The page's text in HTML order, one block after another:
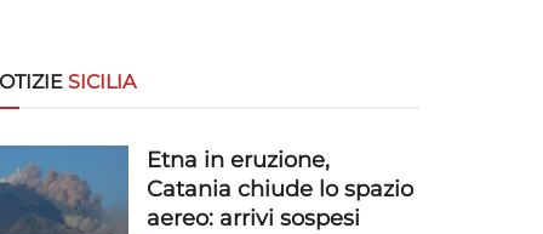
SICILIA
Etna in eruzione,
Catania chiude lo spazio
aereo: arrivi sospesi